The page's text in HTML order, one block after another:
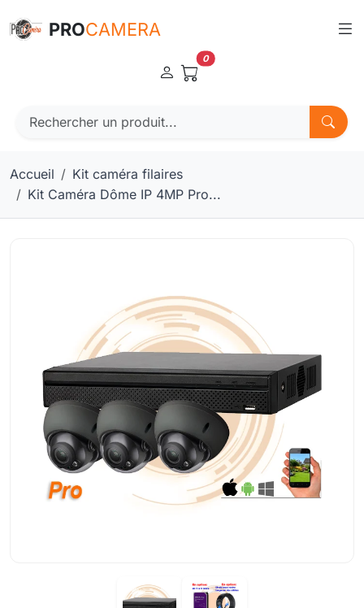
PROCAMERA
0
Accueil
Kit caméra filaires
Kit Caméra Dôme IP 4MP Pro...